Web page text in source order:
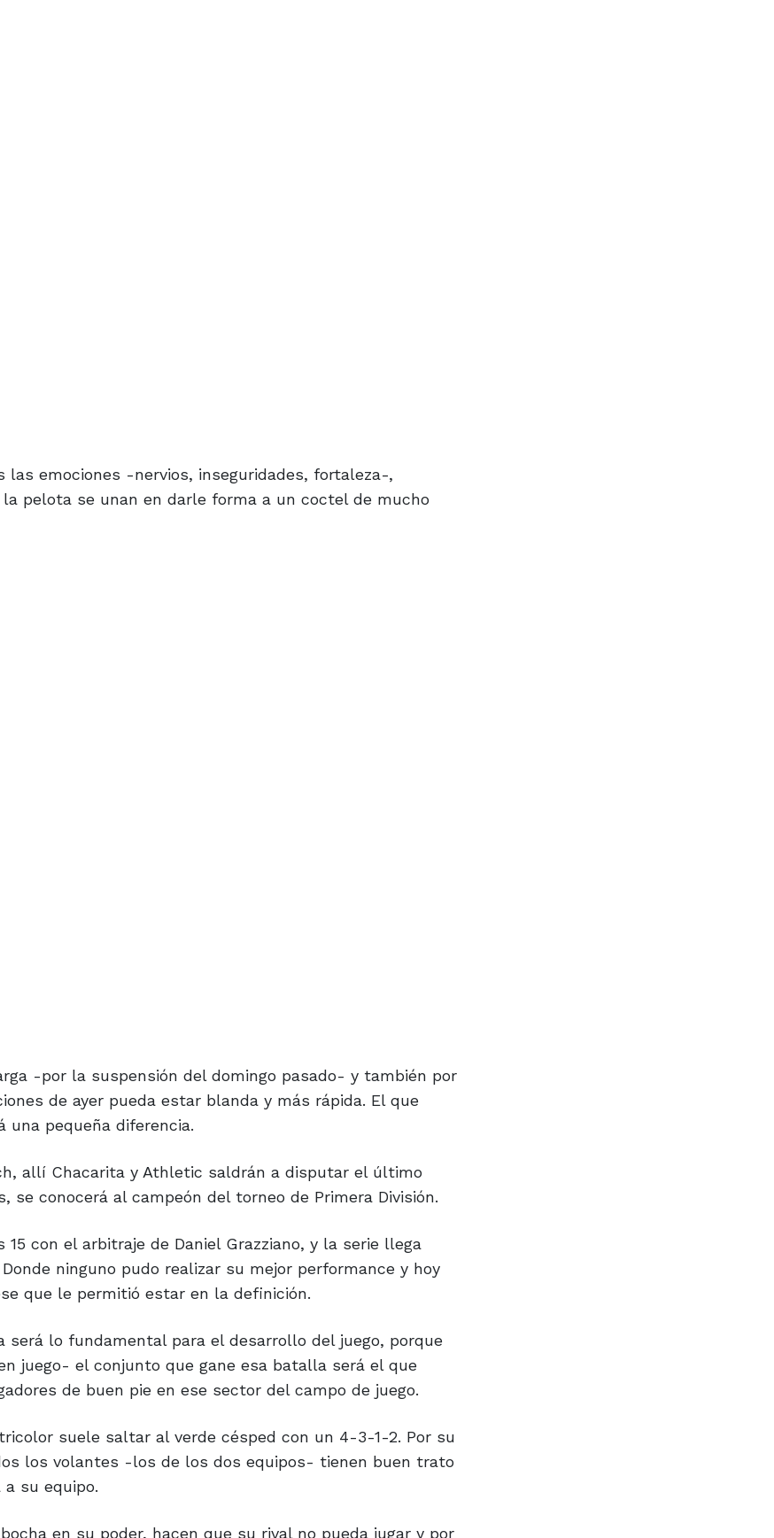
pelota se unan en darle forma a un coctel de mucho
de ayer pueda estar blanda y más rápida. El que
una pequeña diferencia.
conocerá al campeón del torneo de Primera División.
ninguno pudo realizar su mejor performance y hoy
que le permitió estar en la definición.
juego- el conjunto que gane esa batalla será el que
de buen pie en ese sector del campo de juego.
los volantes -los de los dos equipos- tienen buen trato
su equipo.
clasificatoria, fueron con muchas imprecisiones.